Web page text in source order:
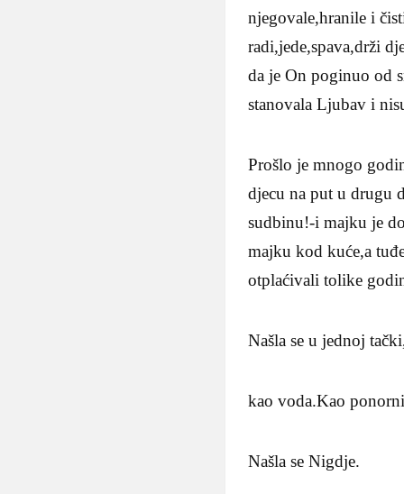
njegovale,hranile i
radi,jede,spava,drži
da je On poginuo od
stanovala Ljubav i
Prošlo je mnogo
djecu na put u drugu
sudbinu!-i majku je
majku kod kuće,a
otplaćivali tolike
Našla se u jednoj
kao voda.Kao
Našla se Nigdje.